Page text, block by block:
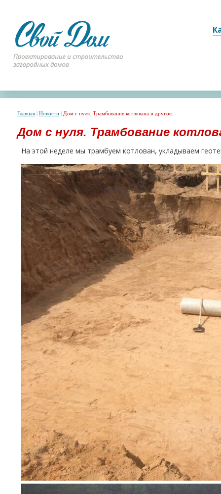
Главная | Новости | Дом с нуля. Трамбование котлована и другое.
Дом с нуля. Трамбование
На этой неделе мы трамбуем котлован, укладываем